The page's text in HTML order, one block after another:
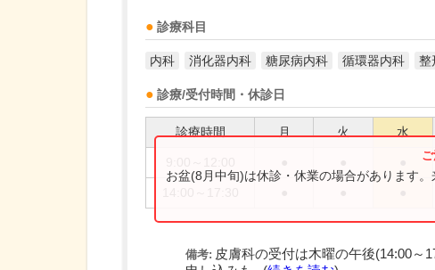
診療科目
内科 消化器内科 糖尿病内科 循環器内科 整
診療/受付時間・休診日
診療時間 月 火 水
お盆(8月中旬)は休診・休業の場合があります
備考: 皮膚科の受付は木曜の午後(14:00～